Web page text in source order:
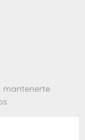
mantenerte